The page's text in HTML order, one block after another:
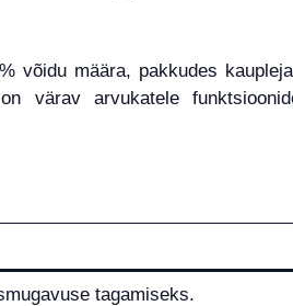
võidu määra, pakkudes
värav arvukatele
tagamiseks.